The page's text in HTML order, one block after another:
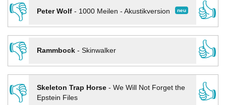
👎
neu
Peter Wolf- 1000 Meilen - Akustikversion
👍
👎
Rammbock- Skinwalker
👍
👎
Skeleton Trap Horse- We Will Not Forget the
Epstein Files
👍